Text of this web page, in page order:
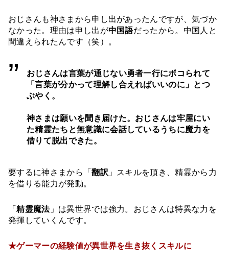
おじさんも神さまから申し出があったんですが、気づか
なかった。理由は申し出が中国語だったから。中国人と
間違えられたんです（笑）。
おじさんは言葉が通じない勇者一行にボコられて
「言葉が分かって理解し合えればいいのに」とつ
ぶやく。
神さまは願いを聞き届けた。おじさんは牢屋にい
た精霊たちと無意識に会話しているうちに魔力を
借りて脱出できた。
要するに神さまから「翻訳 」スキルを頂き、精霊から力
を借りる能力が発動。
「精霊魔法」は異世界では強力。おじさんは特異な力を
発揮していくんです。
★ゲーマーの経験値が異世界を生き抜くスキルに